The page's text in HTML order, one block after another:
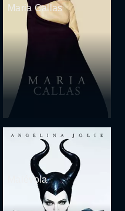
Maria Callas
Malévola